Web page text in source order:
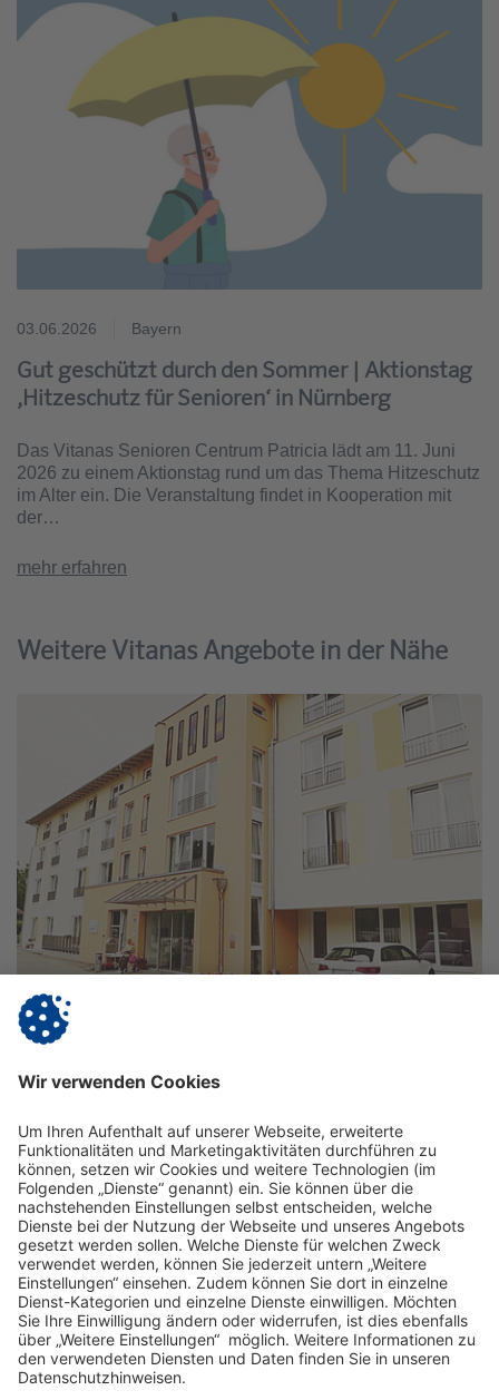
03.06.2026 Bayern
Gut geschützt durch den Sommer | Aktionstag
‚Hitzeschutz für Senioren‘ in Nürnberg
Das Vitanas Senioren Centrum Patricia lädt am 11. Juni
2026 zu einem Aktionstag rund um das Thema Hitzeschutz
im Alter ein. Die Veranstaltung findet in Kooperation mit
der…
mehr erfahren
Weitere Vitanas Angebote in der Nähe
Vitanas Senioren Centrum
Schlierachwinkl
zum Centrum